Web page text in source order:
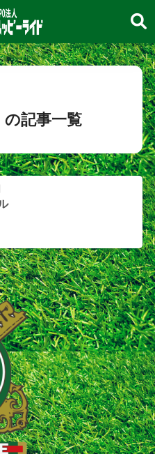
の記事一覧